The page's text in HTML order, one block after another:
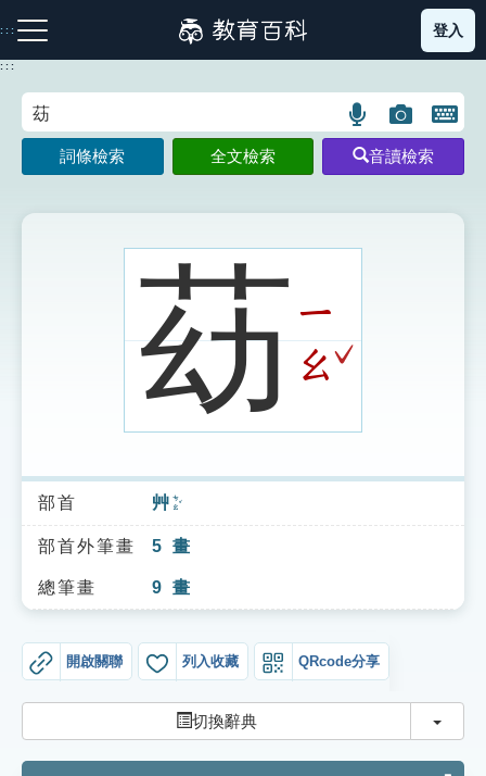
到
主
:::
注音索引圖示 筆畫索引圖示 部首索引表圖示
索引選單
知識索引
單字索引
登入
:::
語
言
搜
示
圖
片
搜
開
鍵
圖
詞條檢索 全文檢索 音讀檢索
苭ㄧ
ㄠ ˇ
部首 艸 ㄘㄠˇ
部首外筆畫 5 畫
總筆畫 9 畫
開啟關聯 列入收藏 QRcode分享
切換辭典 切換